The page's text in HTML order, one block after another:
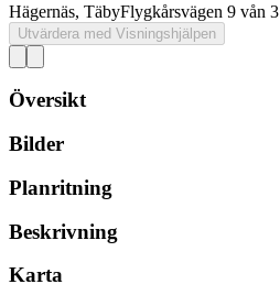
Hägernäs, TäbyFlygkårsvägen 9 vån 3
Utvärdera med Visningshjälpen
Översikt
Bilder
Planritning
Beskrivning
Karta